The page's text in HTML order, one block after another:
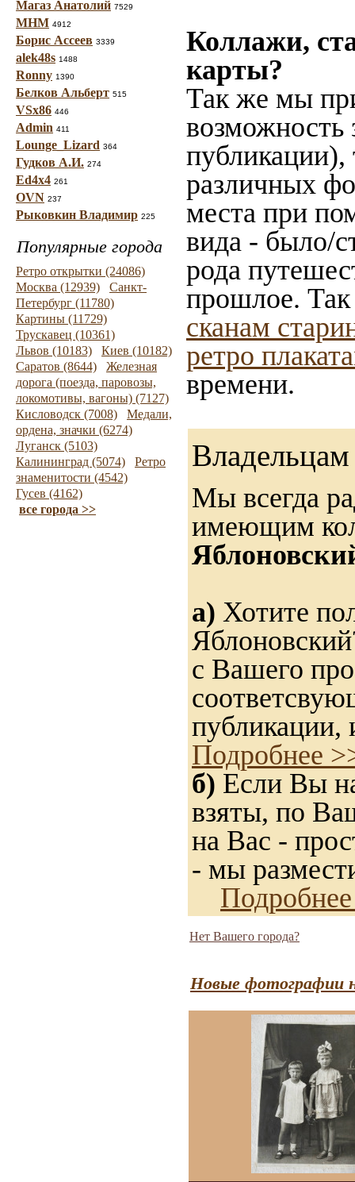
Магаз Анатолий 7529
МНМ 4912
Борис Ассеев 3339
alek48s 1488
Ronny 1390
Белков Альберт 515
VSx86 446
Admin 411
Lounge_Lizard 364
Гудков А.И. 274
Ed4x4 261
OVN 237
Рыковкин Владимир 225
Популярные города
Ретро открытки (24086)
Москва (12939)
Санкт-
Петербург (11780)
Картины (11729)
Трускавец (10361)
Львов (10183)
Киев (10182)
Саратов (8644)
Железная
дорога (поезда, паровозы,
локомотивы, вагоны) (7127)
Кисловодск (7008)
Медали,
ордена, значки (6274)
Луганск (5103)
Калининград (5074)
Ретро
знаменитости (4542)
Гусев (4162)
все города >>
Коллажи,
карты?
Так же мы
возможность
публикации),
различных
места при
вида - было/
рода
прошлое.
сканам
ретро
времени.
Мы всегда
имеющим
а) Хотите
с Вашего
публикации,
Подробнее
б) Если Вы
взяты, по
на Вас -
- мы
Нет Вашего города?
Новые фотографии